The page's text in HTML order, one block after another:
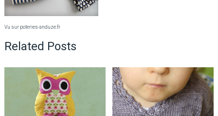
Vu sur poteries-anduze.fr
Related Posts